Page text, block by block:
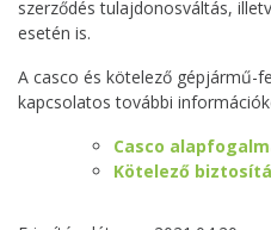
szerződés tulajdonosváltás,
esetén is.
A casco és kötelező gépjármű-
kapcsolatos további
Casco
Kötelező